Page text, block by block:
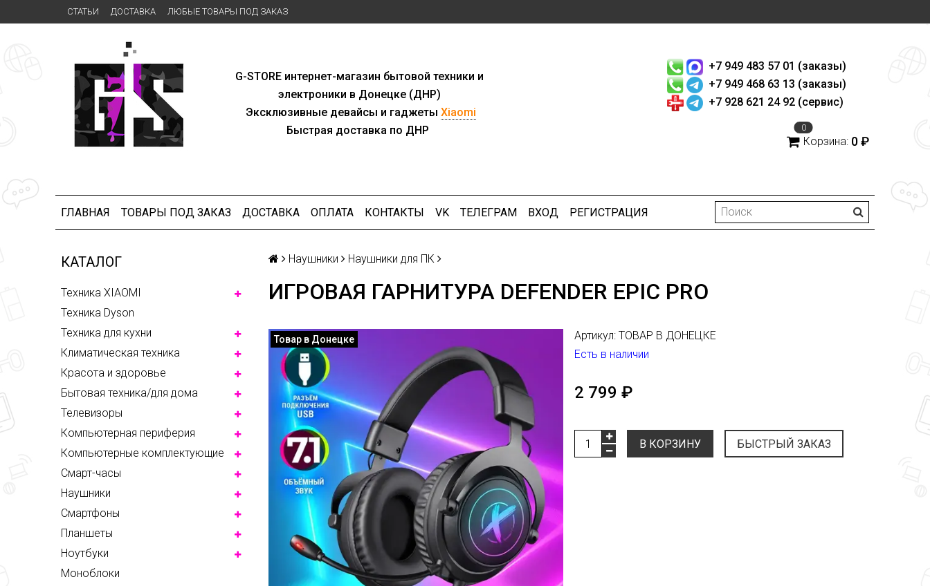
СТАТЬИ ДОСТАВКА ЛЮБЫЕ ТОВАРЫ ПОД ЗАКАЗ
G-STOREинтернет-магазин бытовой техники и
электроники в Донецке (ДНР)
Эксклюзивные девайсы и гаджеты Xiaomi
Быстрая доставка по ДНР
+7 949 483 57 01 (заказы)
+7 949 468 63 13 (заказы)
+7 928 621 24 92 (сервис)
0
Корзина: 0 ₽
ГЛАВНАЯ ТОВАРЫ ПОД ЗАКАЗ ДОСТАВКА ОПЛАТА КОНТАКТЫ VK ТЕЛЕГРАМ ВХОД РЕГИСТРАЦИЯ
КАТАЛОГ
Техника XIAOMI
Техника Dyson
Техника для кухни
Климатическая техника
Красота и здоровье
Бытовая техника/для дома
Телевизоры
Компьютерная периферия
Компьютерные комплектующие
Смарт-часы
Наушники
Смартфоны
Планшеты
Ноутбуки
Моноблоки
Наушники Наушники для ПК
ИГРОВАЯ ГАРНИТУРА DEFENDER EPIC PRO
Товар в Донецке Артикул: ТОВАР В ДОНЕЦКЕ
Есть в наличии
2 799 ₽
В КОРЗИНУ БЫСТРЫЙ ЗАКАЗ